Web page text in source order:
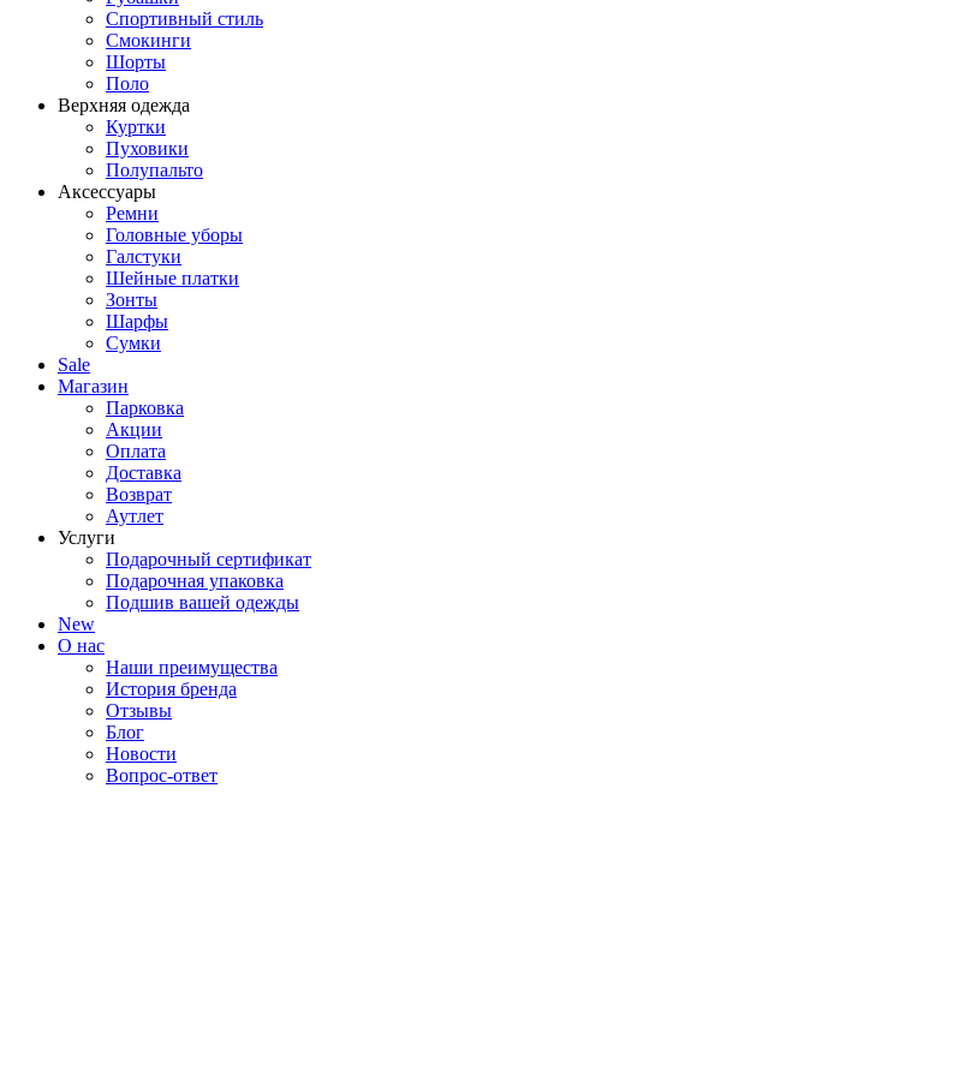
Спортивный стиль
Смокинги
Шорты
Поло
Верхняя одежда
Куртки
Пуховики
Полупальто
Аксессуары
Ремни
Головные уборы
Галстуки
Шейные платки
Зонты
Шарфы
Сумки
Sale
Магазин
Парковка
Акции
Оплата
Доставка
Возврат
Аутлет
Услуги
Подарочный сертификат
Подарочная упаковка
Подшив вашей одежды
New
О нас
Наши преимущества
История бренда
Отзывы
Блог
Новости
Вопрос-ответ